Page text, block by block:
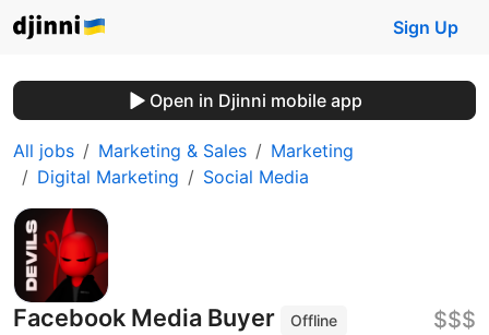
Sign Up
Open in Djinni mobile app
All jobs Marketing & Sales
Marketing
Digital Marketing
Social Media
Facebook Media Buyer
Offline
$$$